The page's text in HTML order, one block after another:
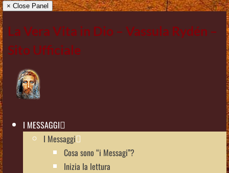
× Close Panel
La Vera Vita in Dio – Vassula Rydén –
Sito Ufficiale
I MESSAGGI
I Messaggi
Cosa sono “i Messagi”?
Inizia la lettura